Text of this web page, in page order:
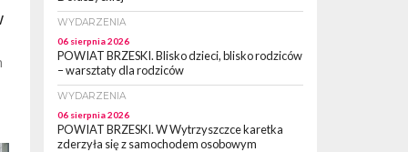
WYDARZENIA
06 sierpnia 2026
POWIAT BRZESKI. Blisko dzieci, blisko rodziców
– warsztaty dla rodziców
WYDARZENIA
06 sierpnia 2026
POWIAT BRZESKI. W Wytrzyszczce karetka
zderzyła się z samochodem osobowym